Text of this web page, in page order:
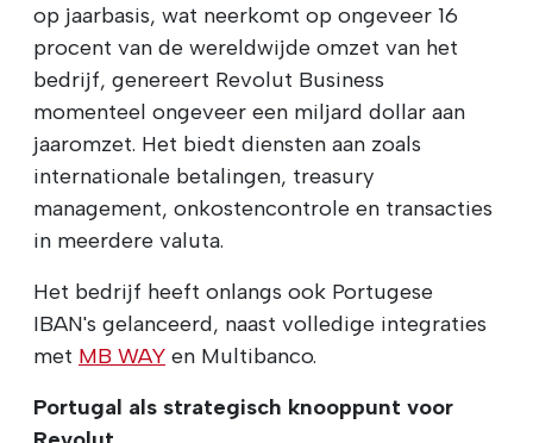
op jaarbasis, wat neerkomt op ongeveer 16
procent van de wereldwijde omzet van het
bedrijf, genereert Revolut Business
momenteel ongeveer een miljard dollar aan
jaaromzet. Het biedt diensten aan zoals
internationale betalingen, treasury
management, onkostencontrole en transacties
in meerdere valuta.
Het bedrijf heeft onlangs ook Portugese
IBAN's gelanceerd, naast volledige integraties
met MB WAY en Multibanco.
Portugal als strategisch knooppunt voor